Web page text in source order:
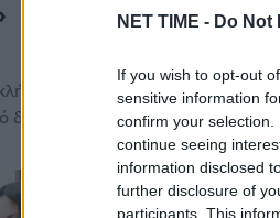
NET TIME - Do Not
If you wish to opt-out
sensitive information
confirm your
continue seeing
information disclosed
further disclosure of
participants. This
να αναλύσει η
δελτίο…
Την